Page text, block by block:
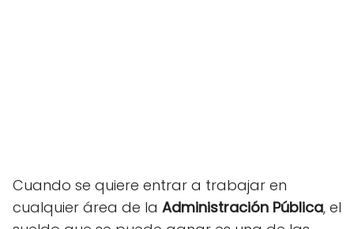
Cuando se quiere entrar a trabajar en
cualquier área de la Administración Pública, el